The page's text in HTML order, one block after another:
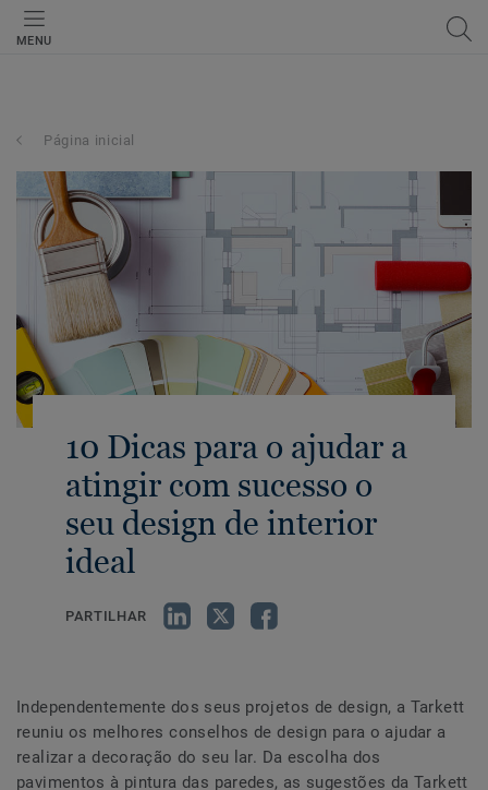
MENU
Página inicial
10 Dicas para o ajudar a
atingir com sucesso o
seu design de interior
ideal
PARTILHAR
Independentemente dos seus projetos de design, a Tarkett
reuniu os melhores conselhos de design para o ajudar a
realizar a decoração do seu lar. Da escolha dos
pavimentos à pintura das paredes, as sugestões da Tarkett